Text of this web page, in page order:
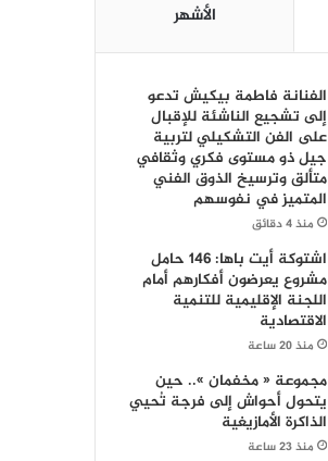
الأشهر
الفنانة فاطمة بيكيش تدعو
إلى تشجيع الناشئة للإقبال
على الفن التشكيلي لتربية
جيل ذو مستوى فكري وثقافي
متألق وترسيخ الذوق الفني
المتميز في نفوسهم
منذ 4 دقائق
اشتوكة أيت باها: 146 حامل
مشروع يعرضون أفكارهم أمام
اللجنة الإقليمية للتنمية
الاقتصادية
منذ 20 ساعة
مجموعة « مخفمان ».. حين
يتحول أحواش إلى فرجة تُحيي
الذاكرة الأمازيغية
منذ 23 ساعة